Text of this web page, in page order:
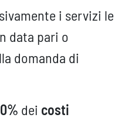
i servizi le
data pari o
domanda di
dei costi